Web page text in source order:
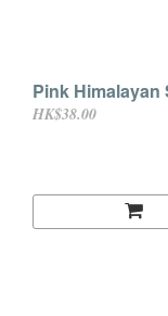
Pink Himalayan
HK$38.00